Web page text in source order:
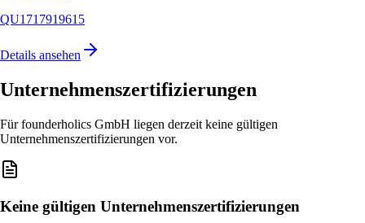
QU1717919615
Details ansehen
Unternehmenszertifizierungen
Für founderholics GmbH liegen derzeit keine gültigen
Unternehmenszertifizierungen vor.
Keine gültigen Unternehmenszertifizierungen